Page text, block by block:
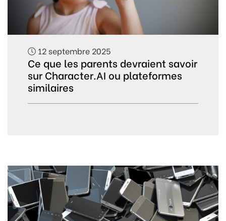
12 septembre 2025
Ce que les parents devraient savoir
sur Character.AI ou plateformes
similaires